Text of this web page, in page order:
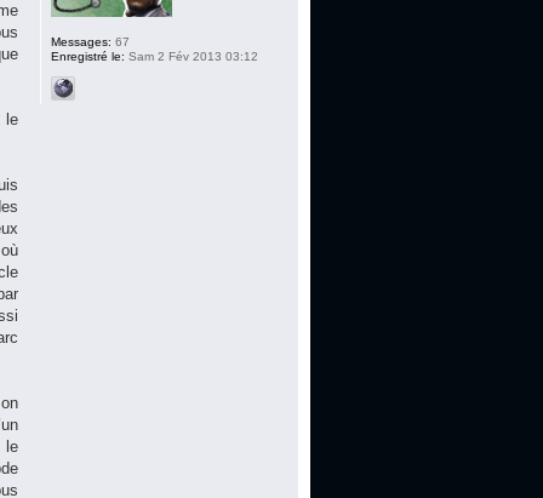
le
Messages: 67
Enregistré le: Sam 2 Fév 2013 03:12